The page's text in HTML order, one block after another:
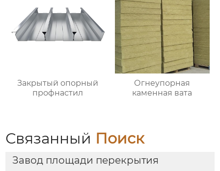
Закрытый опорный
профнастил
Огнеупорная
каменная вата
Связанный Поиск
Завод площади перекрытия